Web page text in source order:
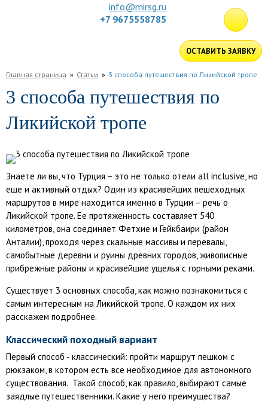
info@mirsg.ru
+7 9675558785
РОССИИ
ПО
МИРУ
ПОДБОР
ТУРА
ДЛЯ
БЛОГ
КЛУБ
УСЛУГИ
ОСТАВИТЬ ЗАЯВКУ
Главная страница Статьи 3 способа путешествия по Ликийской тропе
3 способа путешествия по
Ликийской тропе
Знаете ли вы, что Турция – это не только отели all inclusive, но
еще и активный отдых? Один из красивейших пешеходных
маршрутов в мире находится именно в Турции – речь о
Ликийской тропе. Ее протяженность составляет 540
километров, она соединяет Фетхие и Гейкбаири (район
Анталии), проходя через скальные массивы и перевалы,
самобытные деревни и руины древних городов, живописные
прибрежные районы и красивейшие ущелья с горными реками.
Существует 3 основных способа, как можно познакомиться с
самым интересным на Ликийской тропе. О каждом их них
расскажем подробнее.
Классический походный вариант
Первый способ - классический: пройти маршрут пешком с
рюкзаком, в котором есть все необходимое для автономного
существования. Такой способ, как правило, выбирают самые
заядлые путешественники. Какие у него преимущества?